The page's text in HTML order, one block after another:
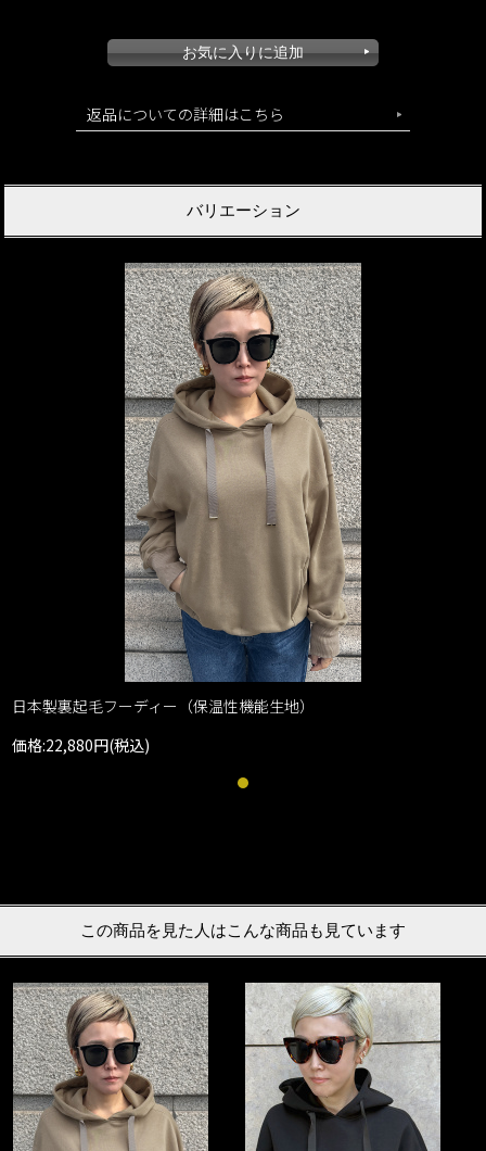
返品についての詳細はこちら
バリエーション
日本製裏起毛フーディー（保温性機能生地）
価格:22,880円(税込)
この商品を見た人はこんな商品も見ています